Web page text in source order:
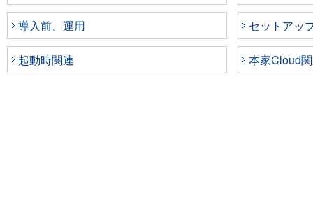
導入前、運用 セットアッ
起動時関連 本家Cloud